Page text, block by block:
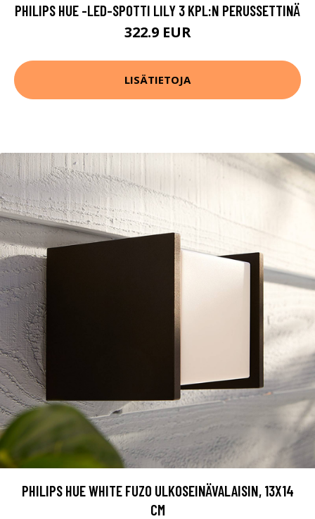
PHILIPS HUE -LED-SPOTTI LILY 3 KPL:N PERUSSETTINÄ
322.9 EUR
LISÄTIETOJA
PHILIPS HUE WHITE FUZO ULKOSEINÄVALAISIN, 13X14
CM